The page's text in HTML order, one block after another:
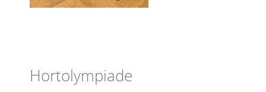
Hortolympiade